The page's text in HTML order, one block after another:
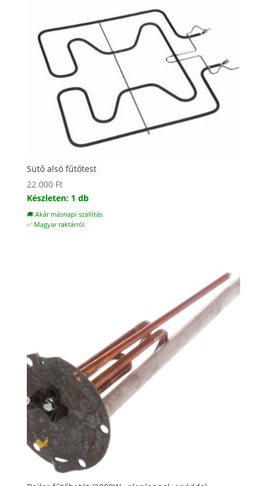
Sütő alsó fűtőtest
22.000 Ft
Készleten: 1 db
🚚 Akár másnapi szállítás
✅ Magyar raktárról